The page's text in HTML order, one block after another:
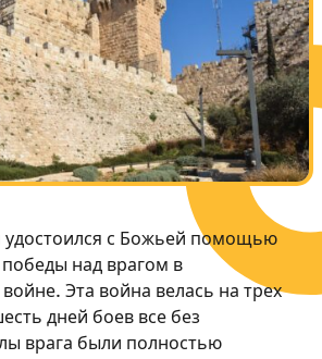
о разрушенном Храме
удостоился с Божьей помощью
над врагом в
Эта война велась на трех
дней боев все без
врага были полностью